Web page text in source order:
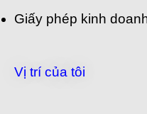
Giấy phép kinh
Vị trí của tôi